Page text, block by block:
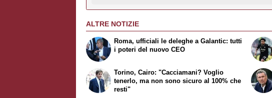
ALTRE NOTIZIE
Roma, ufficiali le deleghe a Galantic: tutti
i poteri del nuovo CEO
Torino, Cairo: "Cacciamani? Voglio
tenerlo, ma non sono sicuro al 100% che
resti"